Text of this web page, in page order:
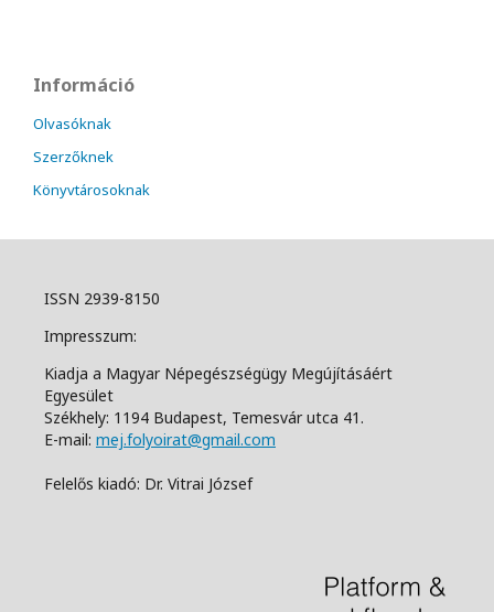
Információ
Olvasóknak
Szerzőknek
Könyvtárosoknak
ISSN 2939-8150
Impresszum:
Kiadja a Magyar Népegészségügy Megújításáért
Egyesület
Székhely: 1194 Budapest, Temesvár utca 41.
E-mail: mej.folyoirat@gmail.com
Felelős kiadó: Dr. Vitrai József